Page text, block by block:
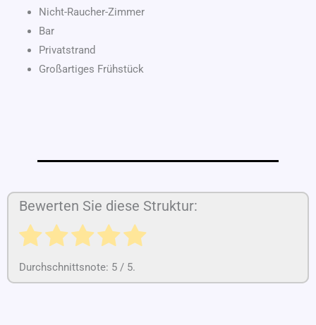
Nicht-Raucher-Zimmer
Bar
Privatstrand
Großartiges Frühstück
Bewerten Sie diese Struktur:
Durchschnittsnote: 5 / 5.